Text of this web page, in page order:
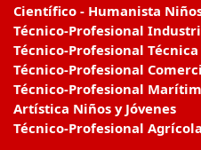
Científico - Humanista
Técnico-Profesional
Técnico-Profesional
Técnico-Profesional
Técnico-Profesional
Artística Niños y Jóvenes
Técnico-Profesional